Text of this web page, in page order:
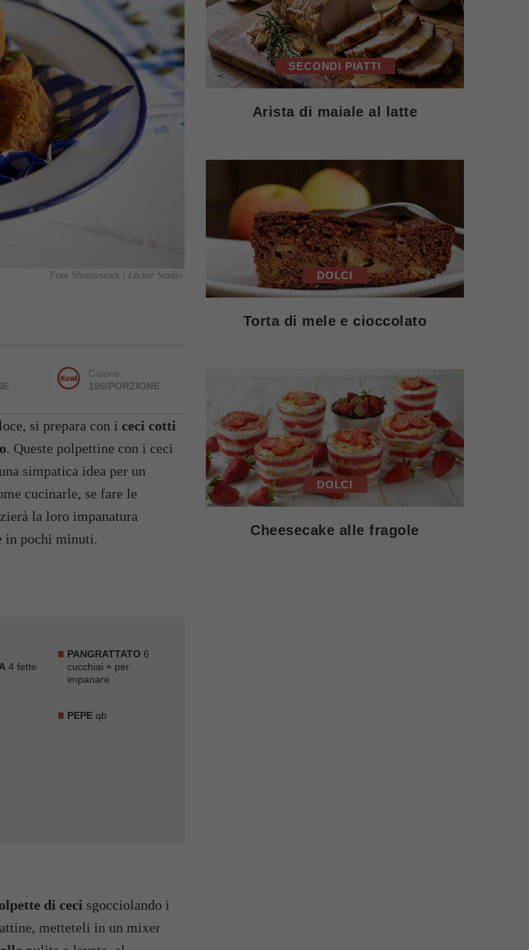
Foto Shutterstock | Lecker Studio
Calorie:
190/PORZIONE
si prepara con i ceci cotti
. Queste polpettine con i ceci
simpatica idea per un
cucinarle, se fare le
la loro impanatura
in pochi minuti.
4 fette
PANGRATTATO 6
cucchiai + per
impanare
PEPEqb
di ceci sgocciolando i
metteteli in un mixer
SECONDI PIATTI
Arista di maiale al latte
DOLCI
Torta di mele e cioccolato
DOLCI
Cheesecake alle fragole